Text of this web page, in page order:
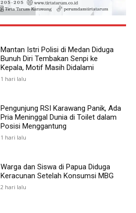
Mantan Istri Polisi di Medan Diduga
Bunuh Diri Tembakan Senpi ke
Kepala, Motif Masih Didalami
1 hari lalu
Pengunjung RSI Karawang Panik, Ada
Pria Meninggal Dunia di Toilet dalam
Posisi Menggantung
1 hari lalu
Warga dan Siswa di Papua Diduga
Keracunan Setelah Konsumsi MBG
2 hari lalu